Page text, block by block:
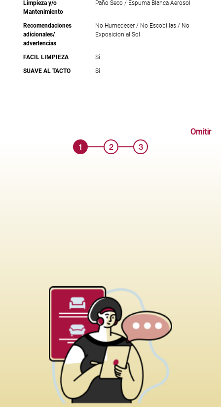
Limpieza y/o
Mantenimiento
Paño Seco / Espuma Blanca Aerosol
Recomendaciones
adicionales/
advertencias
No Humedecer / No Escobillas / No
Exposicion al Sol
FACIL LIMPIEZA
Sí
SUAVE AL TACTO
Sí